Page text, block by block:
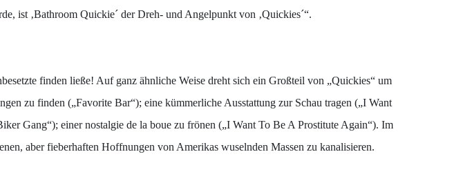
ist ‚Bathroom Quickie´ der Dreh- und Angelpunkt von ‚Quickies´“.
finden ließe! Auf ganz ähnliche Weise dreht sich ein Großteil von „Quickies“ um
zu finden („Favorite Bar“); eine kümmerliche Ausstattung zur Schau tragen („I Want
Gang“); einer nostalgie de la boue zu frönen („I Want To Be A Prostitute Again“). Im
aber fieberhaften Hoffnungen von Amerikas wuselnden Massen zu kanalisieren.